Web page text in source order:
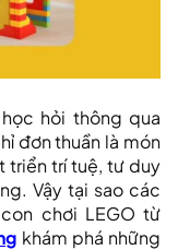
hỏi thông qua
đơn thuần là món
triển trí tuệ, tư duy
Vậy tại sao các
chơi LEGO từ
khám phá những